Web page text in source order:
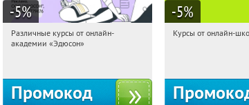
-5%
17:27:27 Получили:
Различные курсы от онлайн-
академии «Эдюсон»
Промокод
-5%
17:27:27
Курсы от онлайн-